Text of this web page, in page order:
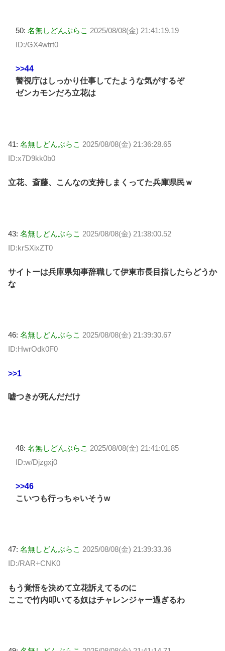
50: 名無しどんぶらこ 2025/08/08(金) 21:41:19.19
ID:/GX4wtrt0
>>44
警視庁はしっかり仕事してたような気がするぞ
ゼンカモンだろ立花は
41: 名無しどんぶらこ 2025/08/08(金) 21:36:28.65
ID:x7D9kk0b0
立花、斎藤、こんなの支持しまくってた兵庫県民ｗ
43: 名無しどんぶらこ 2025/08/08(金) 21:38:00.52
ID:krSXixZT0
サイトーは兵庫県知事辞職して伊東市長目指したらどうか
な
46: 名無しどんぶらこ 2025/08/08(金) 21:39:30.67
ID:HwrOdk0F0
>>1
嘘つきが死んだだけ
48: 名無しどんぶらこ 2025/08/08(金) 21:41:01.85
ID:w/Djzgxj0
>>46
こいつも行っちゃいそうw
47: 名無しどんぶらこ 2025/08/08(金) 21:39:33.36
ID:/RAR+CNK0
もう覚悟を決めて立花訴えてるのに
ここで竹内叩いてる奴はチャレンジャー過ぎるわ